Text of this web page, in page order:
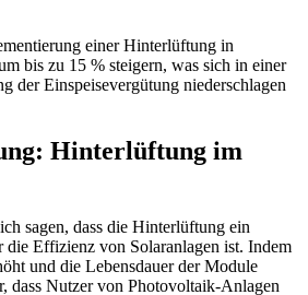
einer Hinterlüftung in
bis zu 15 % steigern, was sich in einer
der Einspeisevergütung niederschlagen
Hinterlüftung im
sagen, dass die Hinterlüftung ein
die Effizienz von Solaranlagen ist. Indem
und die Lebensdauer der Module
dass Nutzer von Photovoltaik-Anlagen